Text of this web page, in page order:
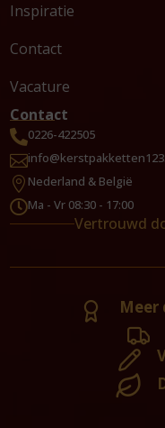
Inspiratie
Contact
Vacature
Contact
0226-422505

 Nederland & België
Ma - Vr 08:30 - 17:00
Vertrouwd
Meer